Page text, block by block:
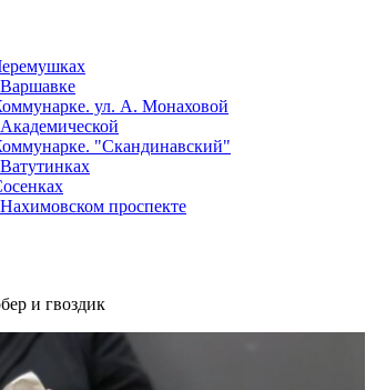
ул. А. Монаховой
"Скандинавский"
проспекте
и гвоздик